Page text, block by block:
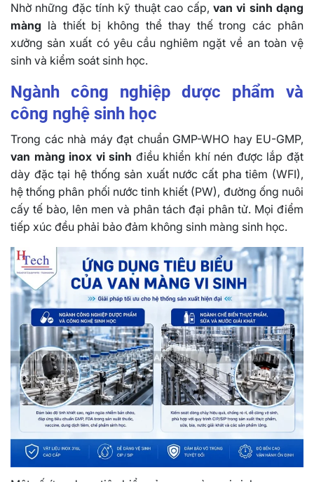
Nhờ những đặc tính kỹ thuật cao cấp, van vi sinh dạng
màng là thiết bị không thể thay thế trong các phân
xưởng sản xuất có yêu cầu nghiêm ngặt về an toàn vệ
sinh và kiểm soát sinh học.
Ngành công nghiệp dược phẩm và
công nghệ sinh học
Trong các nhà máy đạt chuẩn GMP-WHO hay EU-GMP,
van màng inox vi sinh điều khiển khí nén được lắp đặt
dày đặc tại hệ thống sản xuất nước cất pha tiêm (WFI),
hệ thống phân phối nước tinh khiết (PW), đường ống nuôi
cấy tế bào, lên men và phân tách đại phân tử. Mọi điểm
tiếp xúc đều phải bảo đảm không sinh màng sinh học.